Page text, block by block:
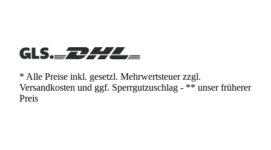
* Alle Preise inkl. gesetzl. Mehrwertsteuer zzgl.
Versandkosten und ggf. Sperrgutzuschlag - ** unser früherer
Preis